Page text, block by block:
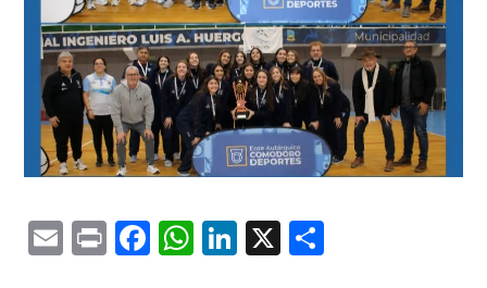
EmailPrintFacebook
WhatsApp
LinkedIn
X